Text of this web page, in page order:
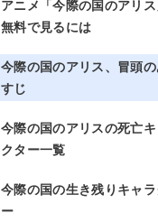
アニメ「今際の国のアリ
無料で見るには
今際の国のアリス、冒頭の
すじ
今際の国のアリスの死亡キ
クター一覧
今際の国の生き残りキャラ
ー